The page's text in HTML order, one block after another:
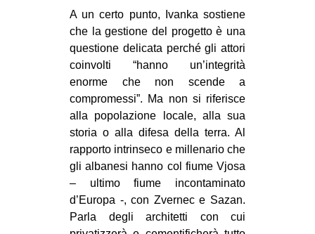
CINEMA
MANIFESTI
RECENSIONI
INTERNAZIONALE
AFRICA
ESTREMO ORIENTE
EUROPA
A un certo punto, Ivanka sostiene
che la gestione del progetto è una
questione delicata perché gli attori
coinvolti “hanno un’integrità
enorme che non scende a
compromessi”. Ma non si riferisce
alla popolazione locale, alla sua
storia o alla difesa della terra. Al
rapporto intrinseco e millenario che
gli albanesi hanno col fiume Vjosa
– ultimo fiume incontaminato
d’Europa -, con Zvernec e Sazan.
Parla degli architetti con cui